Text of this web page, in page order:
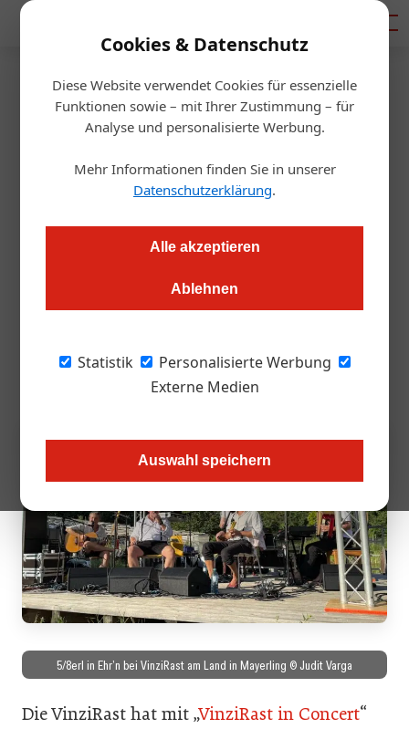
Cookies & Datenschutz
Diese Website verwendet Cookies für essenzielle
Funktionen sowie – mit Ihrer Zustimmung – für
Analyse und personalisierte Werbung.
Mehr Informationen finden Sie in unserer
Datenschutzerklärung.
Alle akzeptieren
Ablehnen
Statistik
Personalisierte Werbung
Externe Medien
Auswahl speichern
Startseite/Gastronomie
VinziRast startet Benefizreihe
„VinziRast in Concert“
Mit einer neuen Konzertreihe verbindet die VinziRast
musikalische Abende mit sozialem Engagement. Drei
Spenden für Projekte zugunsten obdachloser und ehemals
obdachloser Menschen generieren.
5/8erl in Ehr’n bei VinziRast am Land in Mayerling © Judit Varga
Die VinziRast hat mit „VinziRast in Concert“